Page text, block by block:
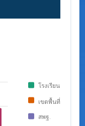
โรงเรียน
เขตพื้นที่
สพฐ.